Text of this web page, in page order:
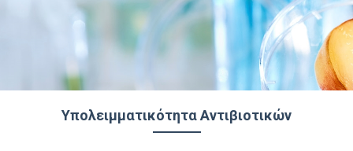
Υπολειμματικότητα Αντιβιοτικών